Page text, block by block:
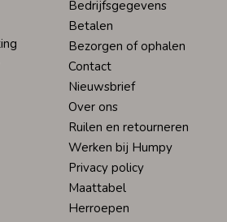
Bedrijfsgegevens
Betalen
Bezorgen of ophalen
Contact
Nieuwsbrief
Over ons
Ruilen en retourneren
Werken bij Humpy
Privacy policy
Maattabel
Herroepen